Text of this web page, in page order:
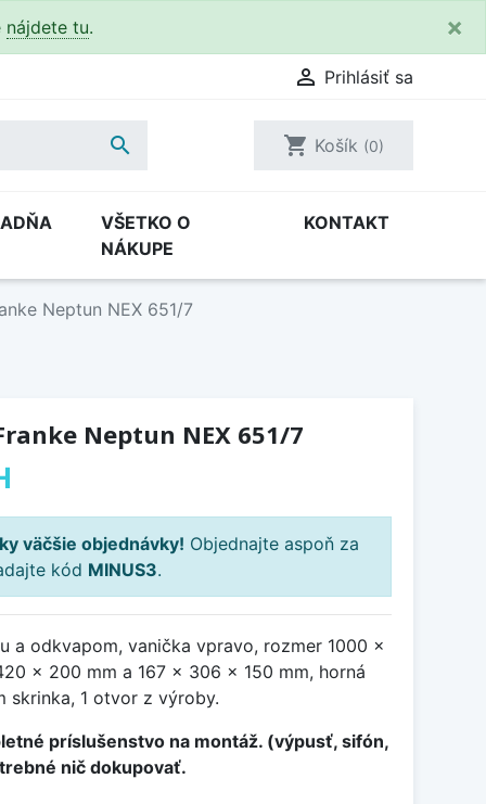
nájdete tu. ×
 Prihlásiť sa
 shopping_cart Košík (0)
VŠETKO O
NÁKUPE
KONTAKT
Neptun NEX 651/7
Neptun NEX 651/7
väčšie objednávky! Objednajte aspoň za
kód MINUS3.
a odkvapom, vanička vpravo, rozmer 1000 x
x 200 mm a 167 x 306 x 150 mm, horná
skrinka, 1 otvor z výroby.
príslušenstvo na montáž. (výpusť, sifón,
nič dokupovať.